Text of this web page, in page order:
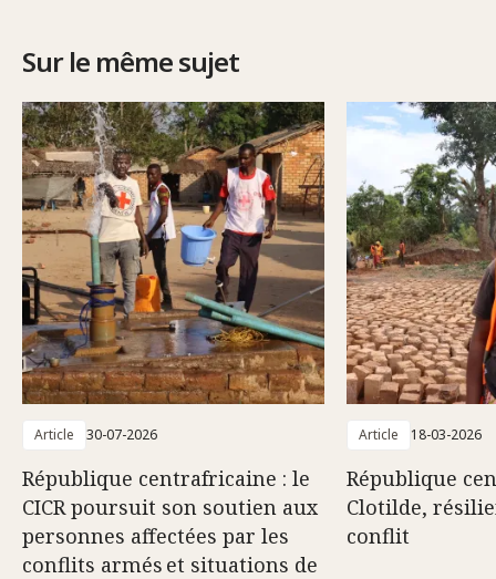
Sur le même sujet
Article 30-07-2026
République centrafricaine : le
CICR poursuit son soutien aux
personnes affectées par les
conflits armés et situations de
Article 18-03-2026
République
Clotilde,
conflit